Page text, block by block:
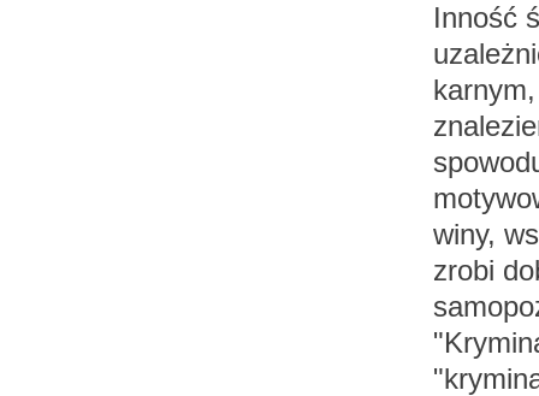
Inność
winy,
zrobi